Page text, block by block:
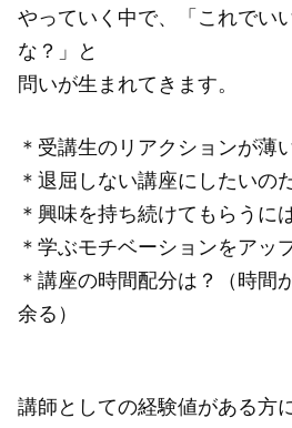
やっていく中で、「これでい
な？」と
問いが生まれてきます。
＊受講生のリアクションが薄
＊退屈しない講座にしたいの
＊興味を持ち続けてもらうに
＊学ぶモチベーションをアッ
＊講座の時間配分は？（時間
余る）
講師としての経験値がある方